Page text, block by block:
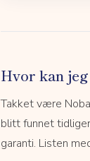
Hvor kan
Takket være
blitt funnet
garanti. Listen